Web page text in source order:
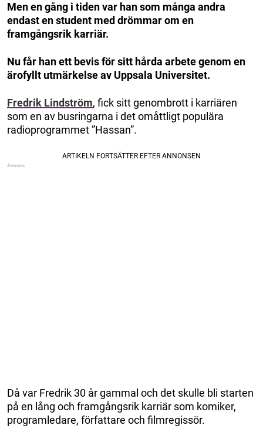
Men en gång i tiden var han som många andra
endast en student med drömmar om en
framgångsrik karriär.
Nu får han ett bevis för sitt hårda arbete genom en
ärofyllt utmärkelse av Uppsala Universitet.
Fredrik Lindström, fick sitt genombrott i karriären
som en av busringarna i det omåttligt populära
radioprogrammet ”Hassan”.
Då var Fredrik 30 år gammal och det skulle bli starten
på en lång och framgångsrik karriär som komiker,
programledare, författare och filmregissör.